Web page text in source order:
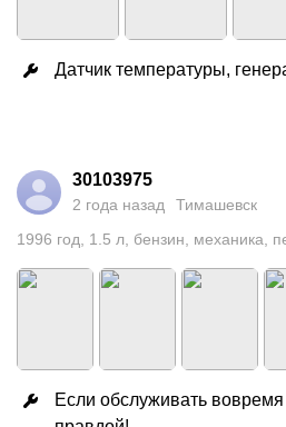
Датчик температуры,
30103975
2 года назад
Тимашевск
1996 год 1.5 л бензин механика
Если обслуживать